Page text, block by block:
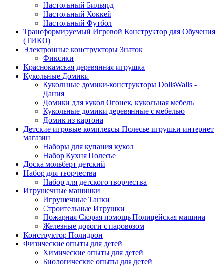
Настольный Бильярд
Настольный Хоккей
Настольный Футбол
Трансформируемый Игровой Конструктор для Обучения
(ТИКО)
Электронные конструкторы Знаток
Фиксики
Краснокамская деревянная игрушка
Кукольные Домики
Кукольные домики-конструкторы DollsWalls -
Дания
Домики для кукол Огонек, кукольная мебель
Кукольные домики деревянные с мебелью
Домик из картона
Детские игровые комплексы Полесье игрушки интернет
магазин
Наборы для купания кукол
Набор Кухня Полесье
Доска мольберт детский
Набор для творчества
Набор для детского творчества
Игрушечные машинки
Игрушечные Танки
Строительные Игрушки
Пожарная Скорая помощь Полицейская машина
Железные дороги с паровозом
Конструктор Полидрон
Физические опыты для детей
Химические опыты для детей
Биологические опыты для детей